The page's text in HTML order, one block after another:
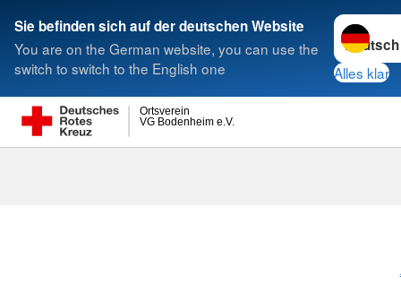
Sie befinden sich auf der deutschen Website
You are on the German website, you can use the
switch to switch to the English one
Sprache
Alles klar
VG Bodenheim e.V.
Ortsverein
Suche